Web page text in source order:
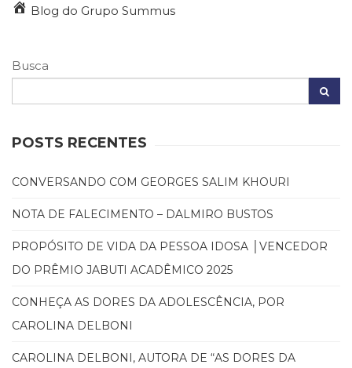
Alimentação
Negócios
(31)
Educação
Educação
Especial
Fisioterapia
Fonoaudiologia
(54)
terapia
Jornalismo
(57)
(66)
Blog do Grupo Summus
Busca
POSTS RECENTES
CONVERSANDO COM GEORGES SALIM KHOURI
NOTA DE FALECIMENTO – DALMIRO BUSTOS
PROPÓSITO DE VIDA DA PESSOA IDOSA │VENCEDOR
DO PRÊMIO JABUTI ACADÊMICO 2025
CONHEÇA AS DORES DA ADOLESCÊNCIA, POR
CAROLINA DELBONI
CAROLINA DELBONI, AUTORA DE “AS DORES DA